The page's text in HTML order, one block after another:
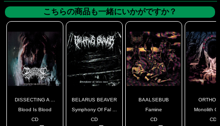
こちらの商品も一緒にいかがですか？
DISSECTING A ...
Blood Is Blood
CD
BELARUS BEAVER
Symphony Of Fal ...
CD
BAALSEBUB
Famine
CD
Monolith
CD